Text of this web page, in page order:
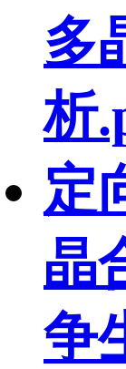
多
析
定
晶
争